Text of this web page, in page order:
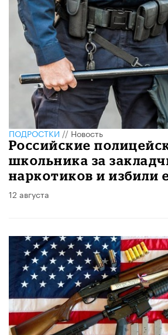
ПОДРОСТКИ//Новость
Российские
школьника за
наркотиков и избили
12 августа